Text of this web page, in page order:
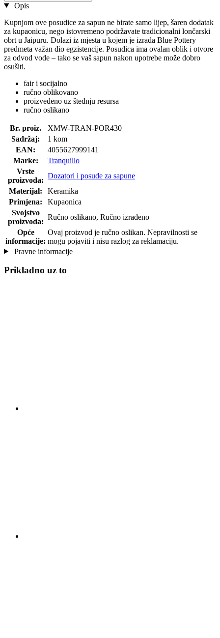
Opis
Kupnjom ove posudice za sapun ne birate samo lijep, šaren dodatak
za kupaonicu, nego istovremeno podržavate tradicionalni lončarski
obrt u Jaipuru. Dolazi iz mjesta u kojem je izrada Blue Pottery
predmeta važan dio egzistencije. Posudica ima ovalan oblik i otvore
za odvod vode – tako se vaš sapun nakon upotrebe može dobro
osušiti.
fair i socijalno
ručno oblikovano
proizvedeno uz štednju resursa
ručno oslikano
Br. proiz.
XMW-TRAN-POR430
Sadržaj:
1 kom
EAN:
4055627999141
Marke:
Tranquillo
Vrste
proizvoda:
Dozatori i posude za sapune
Materijal:
Keramika
Primjena:
Kupaonica
Svojstvo
proizvoda:
Ručno oslikano, Ručno izrađeno
Opće
informacije:
Ovaj proizvod je ručno oslikan. Nepravilnosti se
mogu pojaviti i nisu razlog za reklamaciju.
Pravne informacije
Prikladno uz to